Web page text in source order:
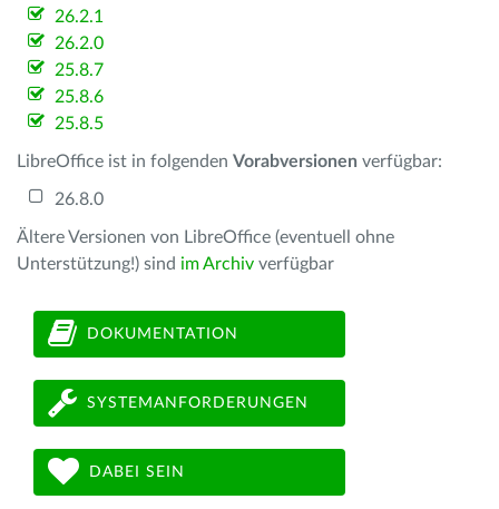
26.2.1
26.2.0
25.8.7
25.8.6
25.8.5
LibreOffice ist in folgenden Vorabversionen verfügbar:
26.8.0
Ältere Versionen von LibreOffice (eventuell ohne
Unterstützung!) sind im Archiv verfügbar
DOKUMENTATION
SYSTEMANFORDERUNGEN
DABEI SEIN